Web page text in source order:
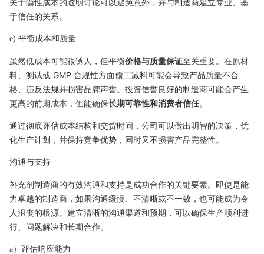
关于隐性成本的透明讨论可以避免意外，并与制造商建立专业、基
于信任的关系。
e) 平衡成本和质量
虽然低成本可能很诱人，但平衡价格与质量保证至关重要。在原材
料、测试或 GMP 合规性方面偷工减料可能会导致产品质量不合
格、违反法规并损害品牌声誉。投资信誉良好的制造商可能会产生
更高的前期成本，但能确保长期可靠性和消费者信任。
通过彻底评估成本结构和交货时间，公司可以做出明智的决策，优
化生产计划，并保持竞争优势，同时又不损害产品完整性。
沟通与支持
补充剂制造商的有效沟通和支持是成功合作的关键要素。即使是能
力卓越的制造商，如果沟通缓慢、不清晰或不一致，也可能成为令
人沮丧的根源。建立清晰的沟通渠道和预期，可以确保生产顺利进
行、问题解决和长期合作。
a）评估响应能力